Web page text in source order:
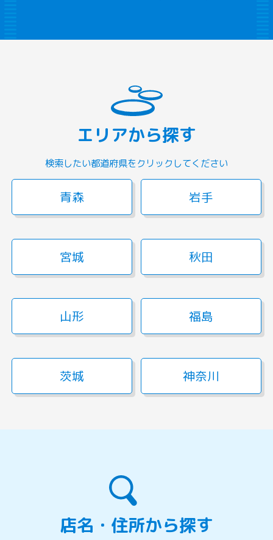
エリアから探す
検索したい都道府県をクリックしてください
青森 岩手
宮城 秋田
山形 福島
茨城 神奈川
店名・住所から探す